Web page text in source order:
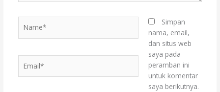
Simpan
nama, email,
dan situs web
saya pada
peramban ini
untuk komentar
saya berikutnya.